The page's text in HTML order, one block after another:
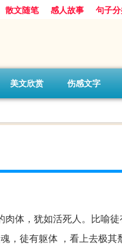
散文随笔 感人故事 句子
美文欣赏 伤感文字
体，犹如活死人。比喻
徒有躯体 ，看上去极其